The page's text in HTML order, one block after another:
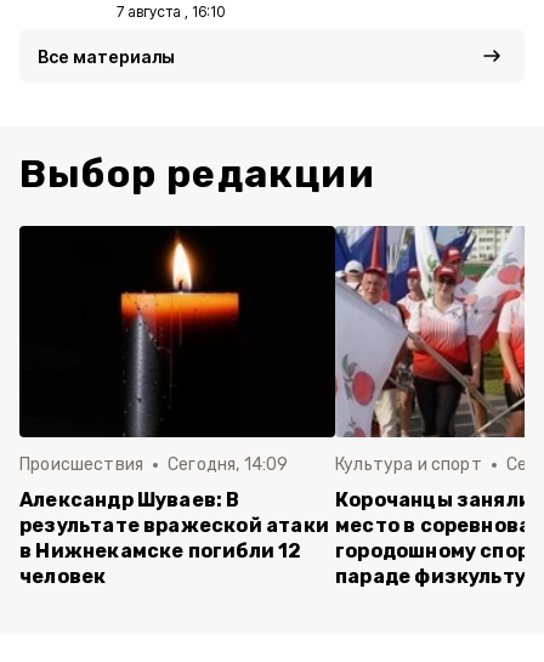
7 августа , 16:10
Все материалы
Выбор редакции
Происшествия Сегодня, 14:09
Александр Шуваев: В
результате вражеской атаки
в Нижнекамске погибли 12
человек
Культура и спорт
Корочанцы заняли
место в
городошному
параде